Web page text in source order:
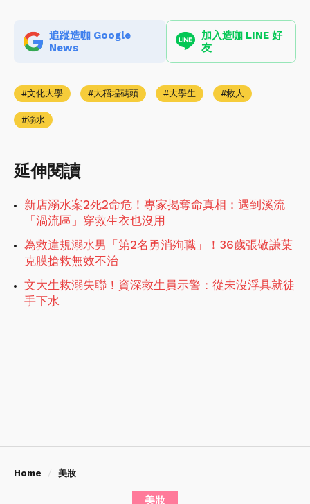
追蹤造咖 Google
News
加入造咖 LINE 好
友
文化大學 大稻埕碼頭 大學生 救人
溺水
延伸閱讀
新店溺水案2死2命危！專家揭奪命真相：遇到溪流
「渦流區」穿救生衣也沒用
為救違規溺水男「第2名勇消殉職」！36歲張敬謙葉
克膜搶救無效不治
文大生救溺失聯！資深救生員示警：從未沒浮具就徒
手下水
Home 美妝
美妝